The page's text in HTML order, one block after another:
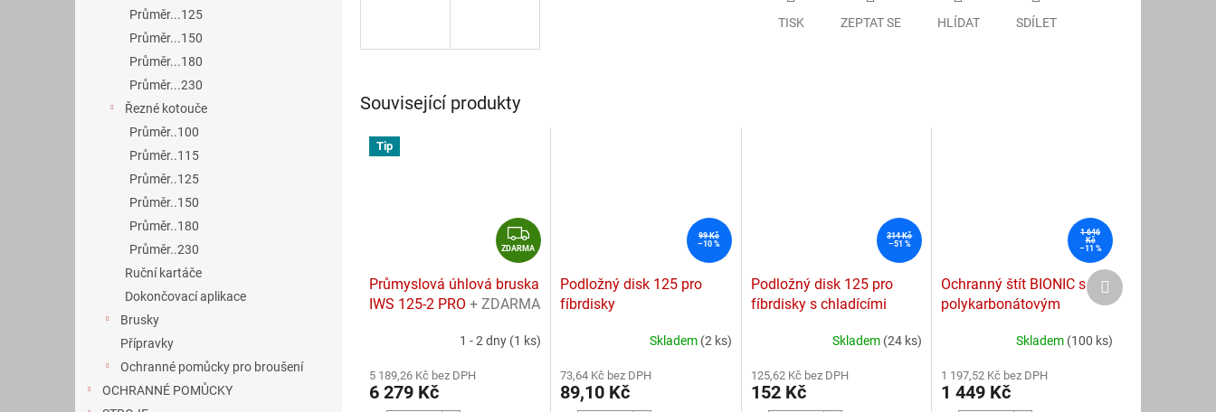
Průměr...125
Průměr...150
Průměr...180
Průměr...230
Řezné kotouče
Průměr..100
Průměr..115
Průměr..125
Průměr..150
Průměr..180
Průměr..230
Ruční kartáče
Dokončovací aplikace
Brusky
Přípravky
Ochranné pomůcky pro broušení
OCHRANNÉ POMŮCKY
TISK ZEPTAT SE HLÍDAT SDÍLET
Související produkty
Tip
Z
D
A
R
A
ZDARMA
Průmyslová úhlová bruska
IWS 125-2 PRO + ZDARMA
fíbrových kotoučů1 - 2 dny (1 ks)
5 189,26 Kč bez DPH
6 279 Kč
99 Kč
–10 %
Podložný disk 125 pro
fíbrdisky
produktu
je
Skladem (2 ks)
73,64 Kč bez DPH
89,10 Kč
314 Kč
–51 %
Podložný disk 125 pro
fíbrdisky s chladícími
produktu
Skladem (24 ks)
125,62 Kč bez DPH
152 Kč
1 646
Kč
–11 %
Ochranný štít BIONIC s
polykarbonátovým
produktu
Skladem (100 ks)
1 197,52 Kč bez DPH
1 449 Kč
Další
produkt